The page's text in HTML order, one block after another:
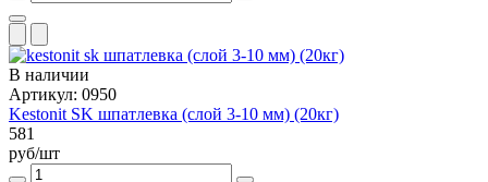
В наличии
Артикул: 0950
Kestonit SK шпатлевка (слой 3-10 мм) (20кг)
581
руб/шт